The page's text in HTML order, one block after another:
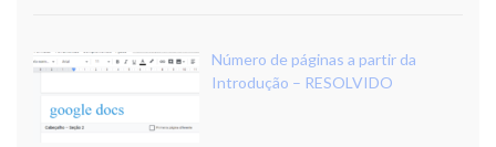
Número de páginas a partir da
Introdução – RESOLVIDO